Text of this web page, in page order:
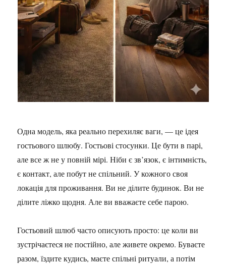
Одна модель, яка реально перехиляє ваги, — це ідея
гостьового шлюбу. Гостьові стосунки. Це бути в парі,
але все ж не у повній мірі. Ніби є зв’язок, є інтимність,
є контакт, але побут не спільний. У кожного своя
локація для проживання. Ви не ділите будинок. Ви не
ділите ліжко щодня. Але ви вважаєте себе парою.
Гостьовий шлюб часто описують просто: це коли ви
зустрічаєтеся не постійно, але живете окремо. Буваєте
разом, їздите кудись, маєте спільні ритуали, а потім